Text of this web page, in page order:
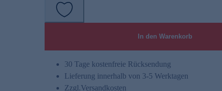
In den Warenkorb
30 Tage kostenfreie Rücksendung
Lieferung innerhalb von 3-5 Werktagen
Zzgl.Versandkosten